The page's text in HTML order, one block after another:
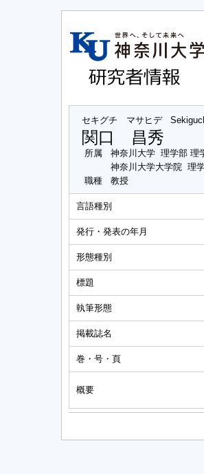
セキグチ マサヒデ
関口 昌秀
所属
神奈川大学 理学部 理
神奈川大学大学院 理
職種
教授
言語種別
発行・発表の年月
形態種別
標題
執筆形態
掲載誌名
巻・号・頁
概要